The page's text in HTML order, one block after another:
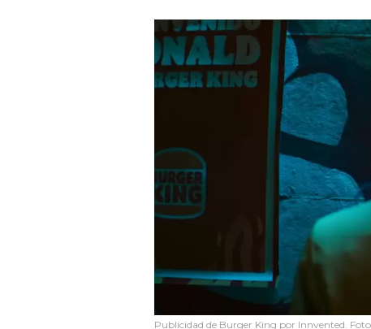
Publicidad de Burger King por Innvented.